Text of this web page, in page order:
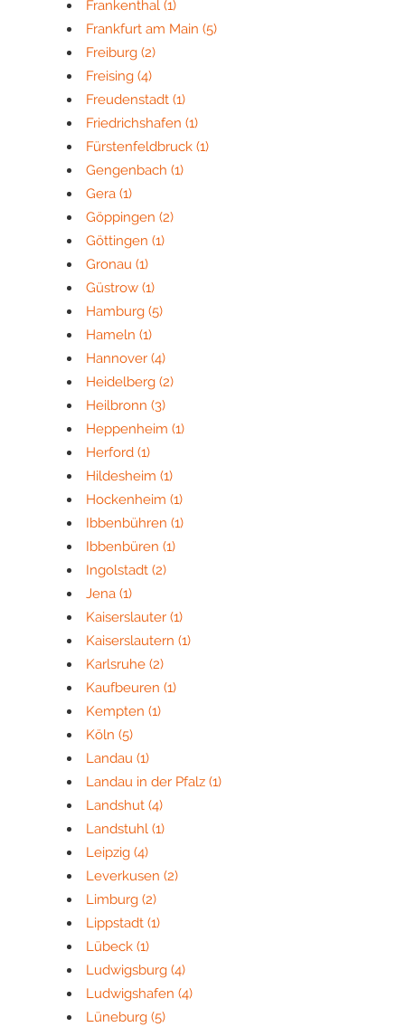
Frankenthal (1)
Frankfurt am Main (5)
Freiburg (2)
Freising (4)
Freudenstadt (1)
Friedrichshafen (1)
Fürstenfeldbruck (1)
Gengenbach (1)
Gera (1)
Göppingen (2)
Göttingen (1)
Gronau (1)
Güstrow (1)
Hamburg (5)
Hameln (1)
Hannover (4)
Heidelberg (2)
Heilbronn (3)
Heppenheim (1)
Herford (1)
Hildesheim (1)
Hockenheim (1)
Ibbenbühren (1)
Ibbenbüren (1)
Ingolstadt (2)
Jena (1)
Kaiserslauter (1)
Kaiserslautern (1)
Karlsruhe (2)
Kaufbeuren (1)
Kempten (1)
Köln (5)
Landau (1)
Landau in der Pfalz (1)
Landshut (4)
Landstuhl (1)
Leipzig (4)
Leverkusen (2)
Limburg (2)
Lippstadt (1)
Lübeck (1)
Ludwigsburg (4)
Ludwigshafen (4)
Lüneburg (5)